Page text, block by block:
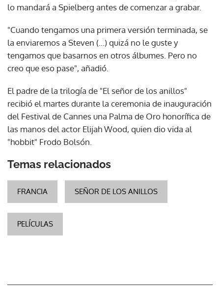
lo mandará a Spielberg antes de comenzar a grabar.
"Cuando tengamos una primera versión terminada, se
la enviaremos a Steven (...) quizá no le guste y
tengamos que basarnos en otros álbumes. Pero no
creo que eso pase", añadió.
El padre de la trilogía de "El señor de los anillos"
recibió el martes durante la ceremonia de inauguración
del Festival de Cannes una Palma de Oro honorífica de
las manos del actor Elijah Wood, quien dio vida al
"hobbit" Frodo Bolsón.
Temas relacionados
FRANCIA SEÑOR DE LOS ANILLOS
PELÍCULAS